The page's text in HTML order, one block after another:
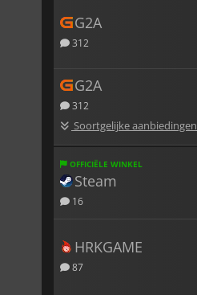
G2A
312
G2A
312
Soortgelijke aanbiedingen
OFFICIËLE WINKEL
Steam
16
HRKGAME
87